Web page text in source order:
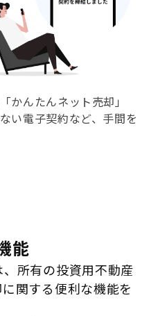
かんたんネット売却」
い電子契約など、手間を
能
所有の投資用不動産
関する便利な機能を